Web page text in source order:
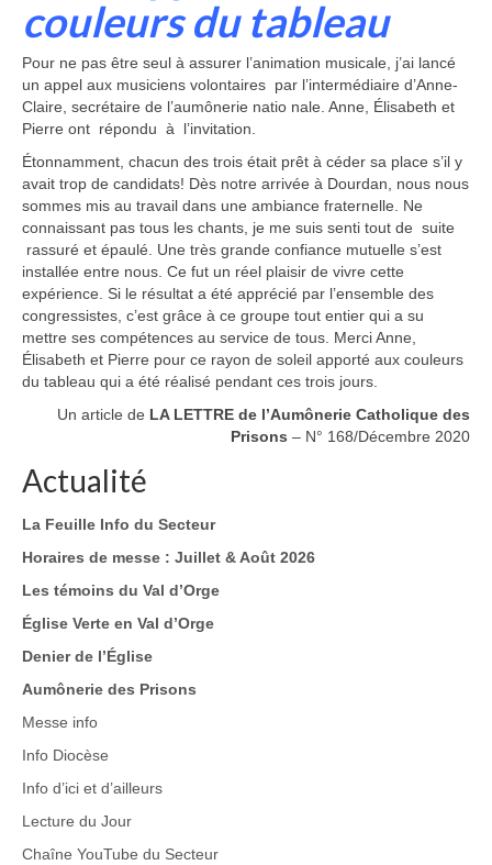
couleurs du tableau
Pour ne pas être seul à assu­rer l’animation musicale, j’ai lancé
un appel aux musiciens volontaires par l’intermé­diaire d’Anne-
Claire, secré­taire de l’aumônerie natio nale. Anne, Élisabeth et
Pierre ont répondu à l’invitation.
Étonnamment, chacun des trois était prêt à céder sa place s’il y
avait trop de candidats! Dès notre arrivée à Dourdan, nous nous
sommes mis au travail dans une ambiance fraternelle. Ne
connaissant pas tous les chants, je me suis senti tout de suite
rassuré et épaulé. Une très grande confiance mutuelle s’est
installée entre nous. Ce fut un réel plaisir de vivre cette
expérience. Si le résultat a été apprécié par l’ensemble des
congressistes, c’est grâce à ce groupe tout entier qui a su
mettre ses compétences au service de tous. Merci Anne,
Élisabeth et Pierre pour ce rayon de soleil apporté aux couleurs
du tableau qui a été réalisé pendant ces trois jours.
Un article de LA LETTRE de l’Aumônerie Catholique des
Prisons – N° 168/Décembre 2020
Actualité
La Feuille Info du Secteur
Horaires de messe : Juillet & Août 2026
Les témoins du Val d’Orge
Église Verte en Val d’Orge
Denier de l’Église
Aumônerie des Prisons
Messe info
Info Diocèse
Info d’ici et d’ailleurs
Lecture du Jour
Chaîne YouTube du Secteur